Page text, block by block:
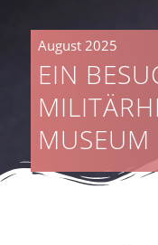
August 2025
EIN
MUSEUM